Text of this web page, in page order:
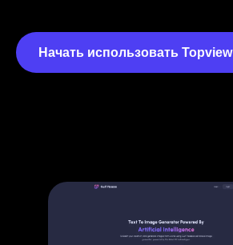
Начать использовать Topview